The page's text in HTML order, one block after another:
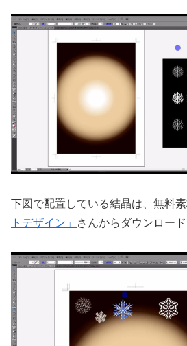
下図で配置している結晶は、無料
トデザイン」 さんからダウンロー